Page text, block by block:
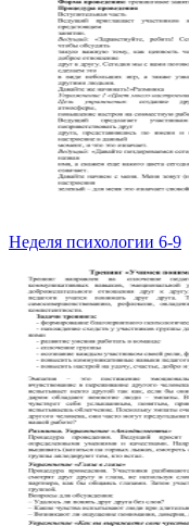
Неделя психологии 6-9